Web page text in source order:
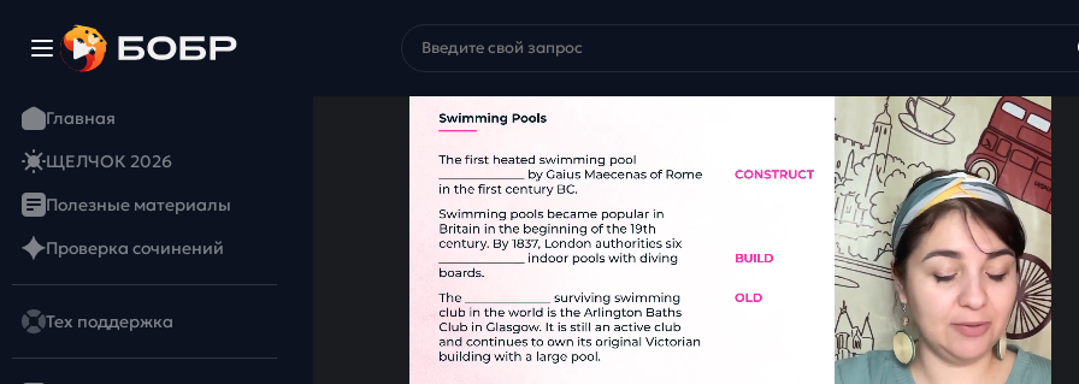
Главная
ЩЕЛЧОК 2026
Полезные материалы
Проверка сочинений
Тех поддержка